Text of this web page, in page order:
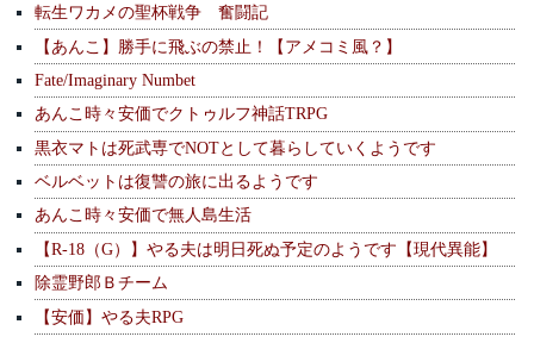
転生ワカメの聖杯戦争 奮闘記
【あんこ】勝手に飛ぶの禁止！【アメコミ風？】
Fate/Imaginary Numbet
あんこ時々安価でクトゥルフ神話TRPG
黒衣マトは死武専でNOTとして暮らしていくようです
ベルベットは復讐の旅に出るようです
あんこ時々安価で無人島生活
【R-18（G）】やる夫は明日死ぬ予定のようです【現代異能】
除霊野郎Ｂチーム
【安価】やる夫RPG